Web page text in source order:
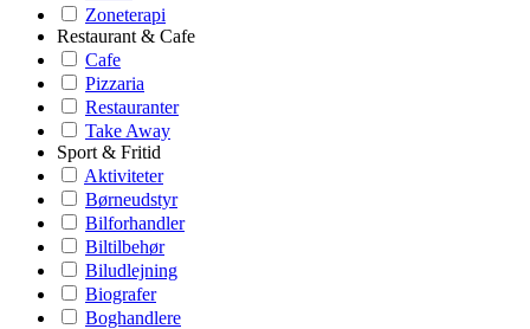
Zoneterapi
Restaurant & Cafe
Cafe
Pizzaria
Restauranter
Take Away
Sport & Fritid
Aktiviteter
Børneudstyr
Bilforhandler
Biltilbehør
Biludlejning
Biografer
Boghandlere